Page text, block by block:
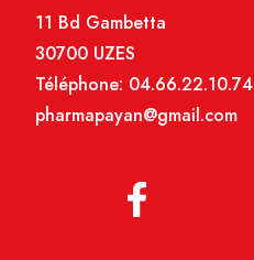
11 Bd Gambetta
30700 UZES
Téléphone: 04.66.22.10.74
pharmapayan@gmail.com